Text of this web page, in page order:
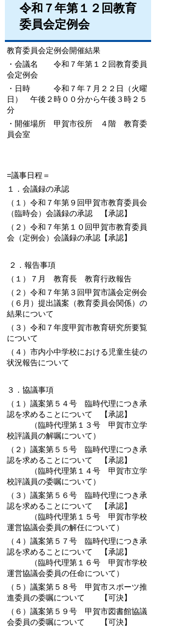
令和７年第１２回教育
委員会定例会
教育委員会定例会開催結果
・会議名 令和７年第１２回教育委員
会定例会
・日時 令和７年７月２２日（火曜
日） 午後２時００分から午後３時２５
分
・開催場所 甲賀市役所 ４階 教育委
員会室
=議事日程＝
１．会議録の承認
（１）令和７年第９回甲賀市教育委員会
（臨時会）会議録の承認 【承認】
（２）令和７年第１０回甲賀市教育委員
会（定例会）会議録の承認【承認】
２．報告事項
（１）７月 教育長 教育行政報告
（２）令和７年第３回甲賀市議会定例会
（６月）提出議案（教育委員会関係）の
結果について
（３）令和７年度甲賀市教育研究所要覧
について
（４）市内小中学校における児童生徒の
状況報告について
３．協議事項
（１）議案第５４号 臨時代理につき承
認を求めることについて 【承認】
（臨時代理第１３号 甲賀市立学
校評議員の解嘱について）
（２）議案第５５号 臨時代理につき承
認を求めることについて 【承認】
（臨時代理第１４号 甲賀市立学
校評議員の委嘱について）
（３）議案第５６号 臨時代理につき承
認を求めることについて 【承認】
（臨時代理第１５号 甲賀市学校
運営協議会委員の解任について）
（４）議案第５７号 臨時代理につき承
認を求めることについて 【承認】
（臨時代理第１６号 甲賀市学校
運営協議会委員の任命について）
（５）議案第５８号 甲賀市スポーツ推
進委員の委嘱について 【可決】
（６）議案第５９号 甲賀市図書館協議
会委員の委嘱について 【可決】